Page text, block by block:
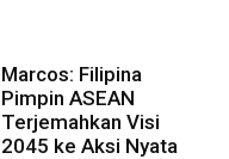
Marcos: Filipina
Pimpin ASEAN
Terjemahkan Visi
2045 ke Aksi Nyata